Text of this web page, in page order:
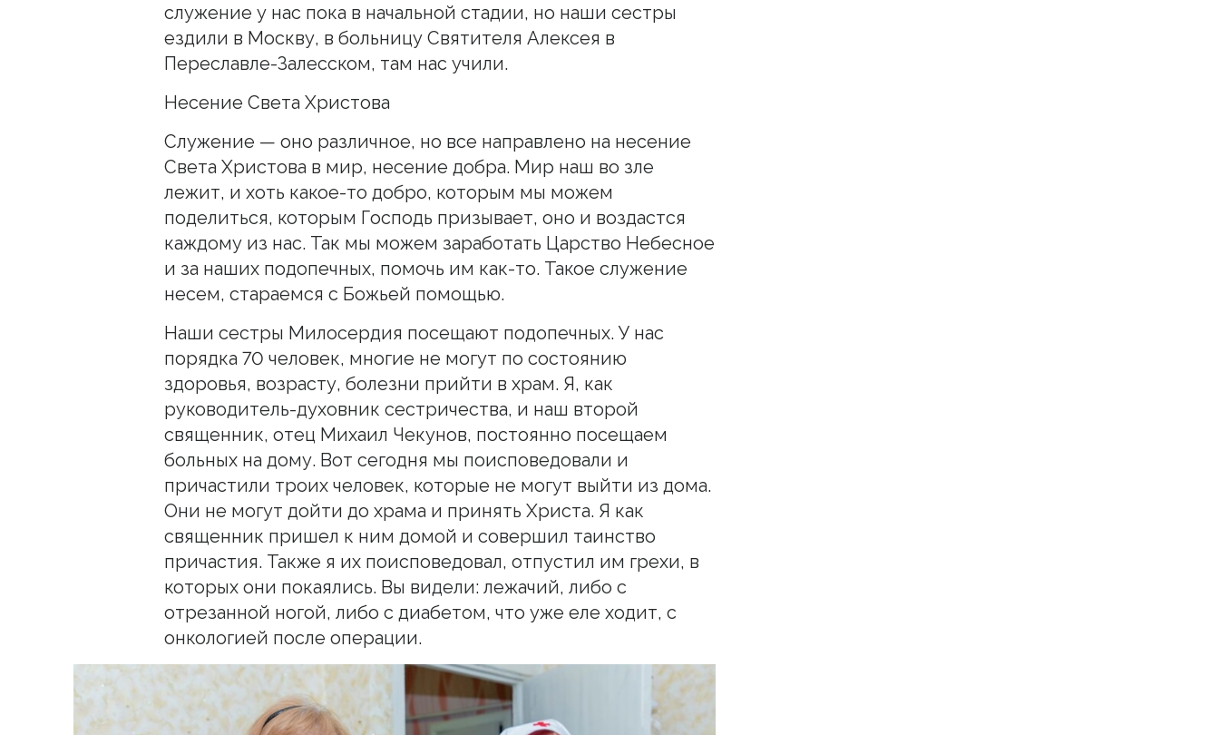
служение у нас пока в начальной стадии, но наши сестры
ездили в Москву, в больницу Святителя Алексея в
Переславле-Залесском, там нас учили.
Несение Света Христова
Служение — оно различное, но все направлено на несение
Света Христова в мир, несение добра. Мир наш во зле
лежит, и хоть какое-то добро, которым мы можем
поделиться, которым Господь призывает, оно и воздастся
каждому из нас. Так мы можем заработать Царство Небесное
и за наших подопечных, помочь им как-то. Такое служение
несем, стараемся с Божьей помощью.
Наши сестры Милосердия посещают подопечных. У нас
порядка 70 человек, многие не могут по состоянию
здоровья, возрасту, болезни прийти в храм. Я, как
руководитель-духовник сестричества, и наш второй
священник, отец Михаил Чекунов, постоянно посещаем
больных на дому. Вот сегодня мы поисповедовали и
причастили троих человек, которые не могут выйти из дома.
Они не могут дойти до храма и принять Христа. Я как
священник пришел к ним домой и совершил таинство
причастия. Также я их поисповедовал, отпустил им грехи, в
которых они покаялись. Вы видели: лежачий, либо с
отрезанной ногой, либо с диабетом, что уже еле ходит, с
онкологией после операции.